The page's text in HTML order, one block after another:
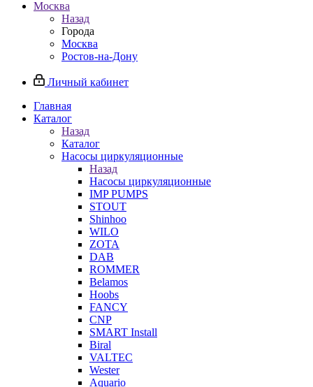
Москва
Назад
Города
Москва
Ростов-на-Дону
Личный кабинет
Главная
Каталог
Назад
Каталог
Насосы циркуляционные
Назад
Насосы циркуляционные
IMP PUMPS
STOUT
Shinhoo
WILO
ZOTA
DAB
ROMMER
Belamos
Hoobs
FANCY
CNP
SMART Install
Biral
VALTEC
Wester
Aquario